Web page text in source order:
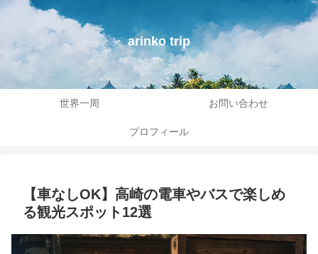
arinko trip
世界一周 お問い合わせ
プロフィール
【車なしOK】高崎の電車やバスで楽しめ
る観光スポット12選